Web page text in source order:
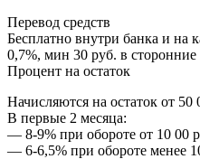
Перевод средств
Бесплатно внутри банка и на
0,7%, мин 30 руб. в сторонние
Процент на остаток
Начисляются на остаток от 50
В первые 2 месяца:
— 8-9% при обороте от 10 00
— 6-6,5% при обороте менее